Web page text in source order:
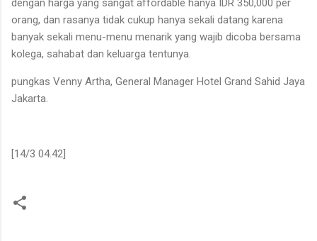
orang, dan rasanya tidak cukup hanya sekali datang karena
banyak sekali menu-menu menarik yang wajib dicoba bersama
kolega, sahabat dan keluarga tentunya.
pungkas Venny Artha, General Manager Hotel Grand Sahid Jaya
Jakarta.
[14/3 04.42]